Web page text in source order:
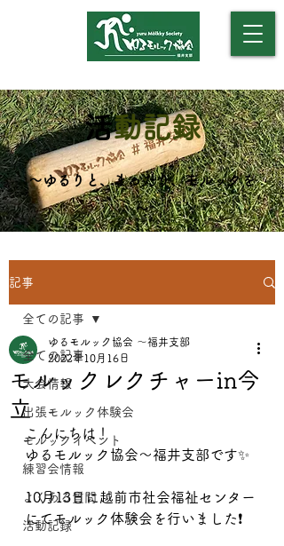
​活動記録
​～ゆるりと、まったり、モルックを
～
記事
全ての記事
大会情報
出張モルック体験会
モルックイベント
練習会情報
よくある質問
活動記録
全ての記事
モルックレクチャーin今
立
ゆるモルック協会 〜福井支部
2022年10月16日
こんにちは！
ゆるモルック協会〜福井支部です✨
10月13日に越前市社会福祉センター
にてモルック体験会を行いました❗️